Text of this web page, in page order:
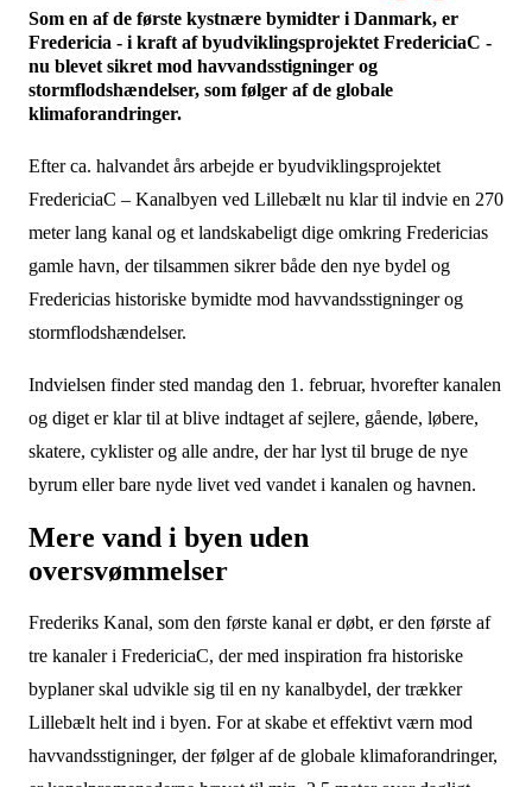
Som en af de første kystnære bymidter i Danmark, er
Fredericia - i kraft af byudviklingsprojektet FredericiaC -
nu blevet sikret mod havvandsstigninger og
stormflodshændelser, som følger af de globale
klimaforandringer.
Efter ca. halvandet års arbejde er byudviklingsprojektet
FredericiaC – Kanalbyen ved Lillebælt nu klar til indvie en 270
meter lang kanal og et landskabeligt dige omkring Fredericias
gamle havn, der tilsammen sikrer både den nye bydel og
Fredericias historiske bymidte mod havvandsstigninger og
stormflodshændelser.
Indvielsen finder sted mandag den 1. februar, hvorefter kanalen
og diget er klar til at blive indtaget af sejlere, gående, løbere,
skatere, cyklister og alle andre, der har lyst til bruge de nye
byrum eller bare nyde livet ved vandet i kanalen og havnen.
Mere vand i byen uden
oversvømmelser
Frederiks Kanal, som den første kanal er døbt, er den første af
tre kanaler i FredericiaC, der med inspiration fra historiske
byplaner skal udvikle sig til en ny kanalbydel, der trækker
Lillebælt helt ind i byen. For at skabe et effektivt værn mod
havvandsstigninger, der følger af de globale klimaforandringer,